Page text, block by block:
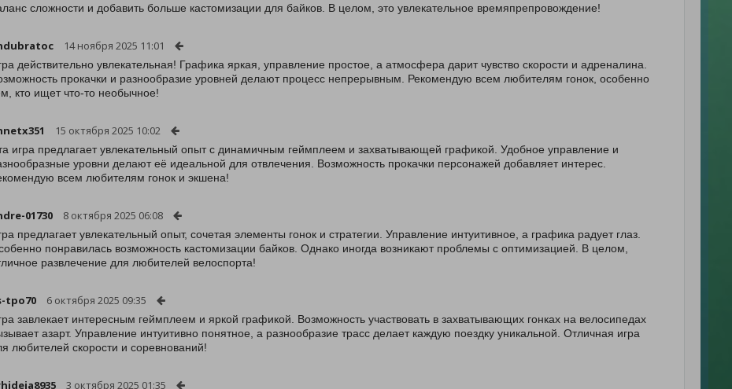
сложности и добавить больше кастомизации для байков. В целом, это увлекательное времяпрепровождение!
14 ноября 2025 11:01
действительно увлекательная! Графика яркая, управление простое, а атмосфера дарит чувство скорости и адреналина.
прокачки и разнообразие уровней делают процесс непрерывным. Рекомендую всем любителям гонок, особенно
кто ищет что-то необычное!
15 октября 2025 10:02
игра предлагает увлекательный опыт с динамичным геймплеем и захватывающей графикой. Удобное управление и
уровни делают её идеальной для отвлечения. Возможность прокачки персонажей добавляет интерес.
всем любителям гонок и экшена!
01730 8 октября 2025 06:08
предлагает увлекательный опыт, сочетая элементы гонок и стратегии. Управление интуитивное, а графика радует глаз.
понравилась возможность кастомизации байков. Однако иногда возникают проблемы с оптимизацией. В целом,
развлечение для любителей велоспорта!
tpo70 6 октября 2025 09:35
завлекает интересным геймплеем и яркой графикой. Возможность участвовать в захватывающих гонках на велосипедах
азарт. Управление интуитивно понятное, а разнообразие трасс делает каждую поездку уникальной. Отличная игра
любителей скорости и соревнований!
3 октября 2025 01:35